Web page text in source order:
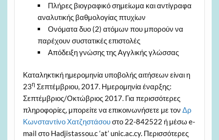
Πλήρες βιογραφικό σημείωμα και αντίγραφα
αναλυτικής βαθμολογίας πτυχίων
Ονόματα δυο (2) ατόμων που μπορούν να
παρέχουν συστατικές επιστολές
Απόδειξη γνώσης της Αγγλικής γλώσσας
Καταληκτική ημερομηνία υποβολής αιτήσεων είναι η
23η Σεπτέμβριου, 2017. Ημερομηνία έναρξης:
Σεπτέμβριος/Οκτώβριος 2017. Για περισσότερες
πληροφορίες, μπορείτε να επικοινωνήσετε με τον Δρ
Κωνσταντίνο Χατζηστάσουστο 22-842522 ή μέσω e-
mail στο Hadjistassou.c ‘at’ unic.ac.cy. Περισσότερες